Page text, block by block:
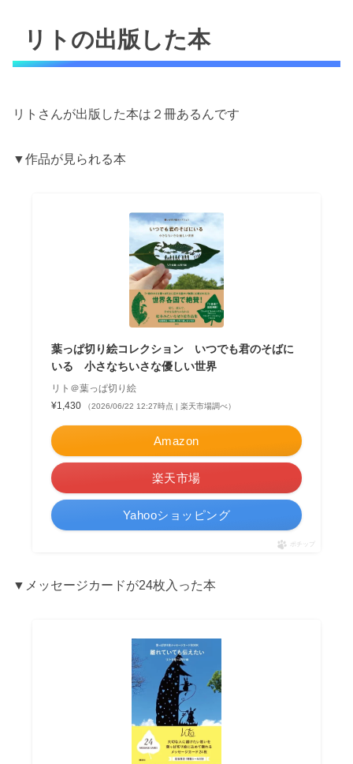
リトの出版した本
リトさんが出版した本は２冊あるんです
▼作品が見られる本
葉っぱ切り絵コレクション いつでも君のそばに
いる 小さなちいさな優しい世界
リト＠葉っぱ切り絵
¥1,430
（2026/06/22 12:27時点 | 楽天市場調べ）
Amazon
楽天市場
Yahooショッピング
ポチップ
▼メッセージカードが24枚入った本